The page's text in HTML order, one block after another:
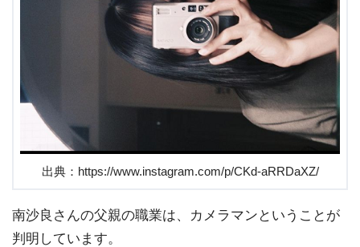
出典：https://www.instagram.com/p/CKd-aRRDaXZ/
南沙良さんの父親の職業は、カメラマンということが
判明しています。